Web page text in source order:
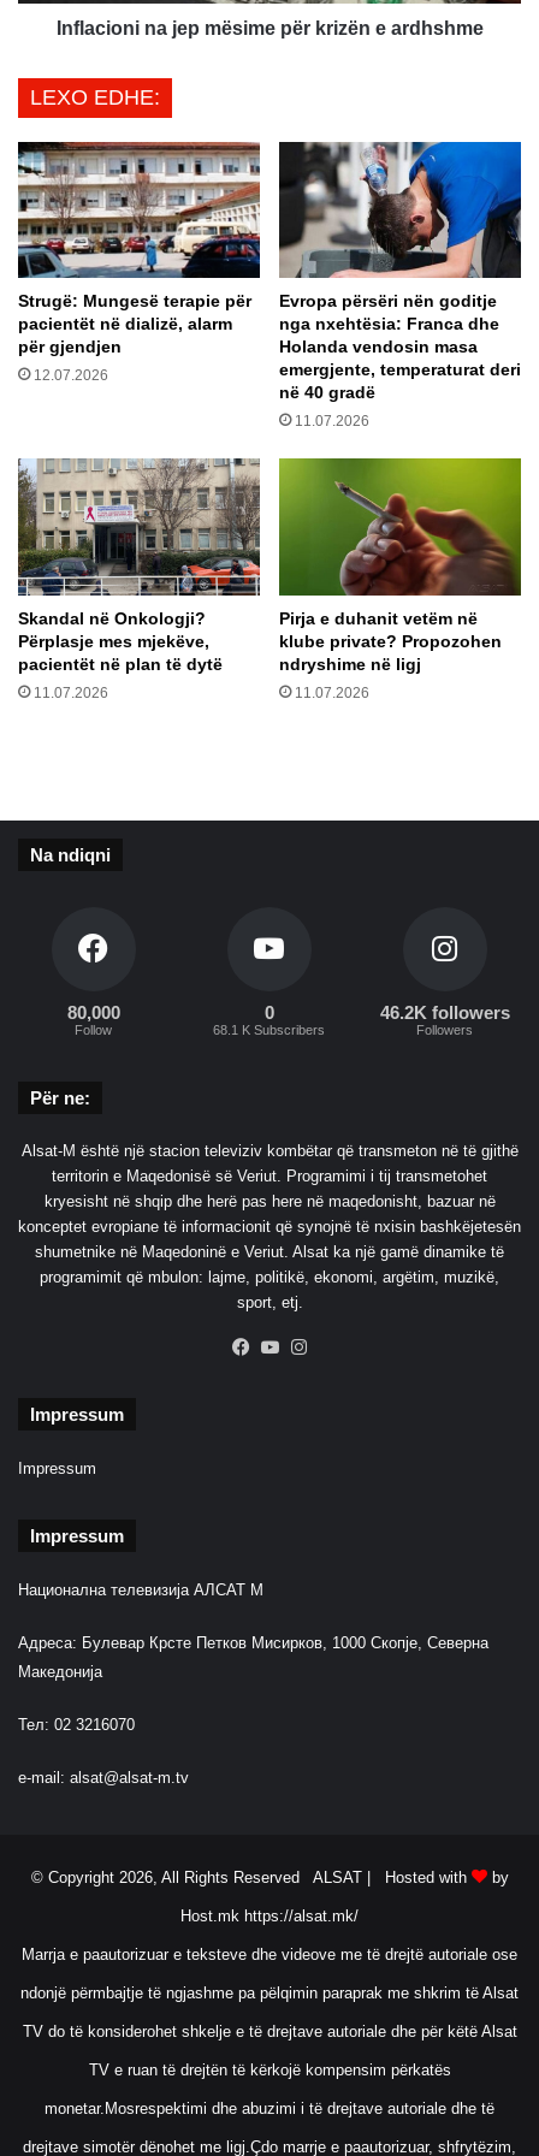
v
n
r
e
a
g
i
m
i
V
i
q
i
t
a
p
m
ë
s
i
m
e
p
ë
r
i
z
ë
n
e
a
d
h
s
Inflacioni na jep mësime për krizën e ardhshme
LEXO EDHE:
Strugë: Mungesë terapie për
pacientët në dializë, alarm
për gjendjen
12.07.2026
Evropa përsëri nën goditje
nga nxehtësia: Franca dhe
Holanda vendosin masa
emergjente, temperaturat deri
në 40 gradë
11.07.2026
Skandal në Onkologji?
Përplasje mes mjekëve,
pacientët në plan të dytë
11.07.2026
Pirja e duhanit vetëm në
klube private? Propozohen
ndryshime në ligj
11.07.2026
Na ndiqni
80,000
Follow
0
68.1 K Subscribers
46.2K followers
Followers
Për ne:
Alsat-M është një stacion televiziv kombëtar që transmeton në të gjithë
territorin e Maqedonisë së Veriut. Programimi i tij transmetohet
kryesisht në shqip dhe herë pas here në maqedonisht, bazuar në
konceptet evropiane të informacionit që synojnë të nxisin bashkëjetesën
shumetnike në Maqedoninë e Veriut. Alsat ka një gamë dinamike të
programimit që mbulon: lajme, politikë, ekonomi, argëtim, muzikë,
sport, etj.
Facebook
YouTube
Impressum
Impressum
Impressum
Национална телевизија АЛСАТ М
Адреса: Булевар Крсте Петков Мисирков, 1000 Скопје, Северна
Македонија
Тел: 02 3216070
e-mail: alsat@alsat-m.tv
© Copyright 2026, All Rights Reserved ALSAT | Hosted with by
Host.mk https://alsat.mk/
Marrja e paautorizuar e teksteve dhe videove me të drejtë autoriale ose
ndonjë përmbajtje të ngjashme pa pëlqimin paraprak me shkrim të Alsat
TV do të konsiderohet shkelje e të drejtave autoriale dhe për këtë Alsat
TV e ruan të drejtën të kërkojë kompensim përkatës
monetar.Mosrespektimi dhe abuzimi i të drejtave autoriale dhe të
drejtave simotër dënohet me ligj.Çdo marrje e paautorizuar, shfrytëzim,